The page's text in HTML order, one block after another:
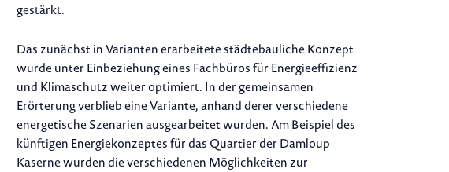
gestärkt.
Das zunächst in Varianten erarbeitete städtebauliche Konzept
wurde unter Einbeziehung eines Fachbüros für Energieeffizienz
und Klimaschutz weiter optimiert. In der gemeinsamen
Erörterung verblieb eine Variante, anhand derer verschiedene
energetische Szenarien ausgearbeitet wurden. Am Beispiel des
künftigen Energiekonzeptes für das Quartier der Damloup
Kaserne wurden die verschiedenen Möglichkeiten zur